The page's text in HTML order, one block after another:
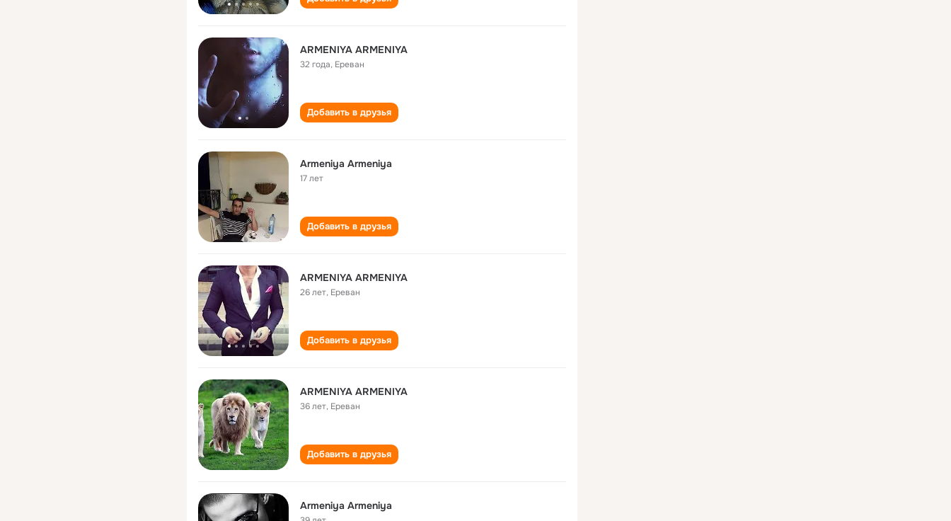
ARMENIYA ARMENIYA
32 года, Ереван
Добавить в друзья
Armeniya Armeniya
17 лет
Добавить в друзья
ARMENIYA ARMENIYA
26 лет, Ереван
Добавить в друзья
ARMENIYA ARMENIYA
36 лет, Ереван
Добавить в друзья
Armeniya Armeniya